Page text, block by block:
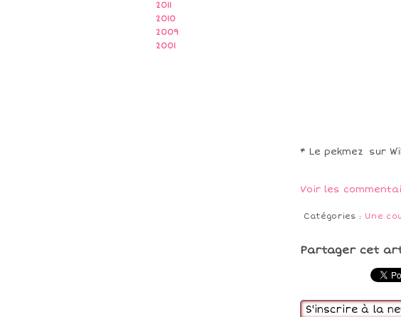
2011
2010
2009
2001
* Le pekmez sur
Voir les
Catégories : Une
Partager cet
S'inscrire à la